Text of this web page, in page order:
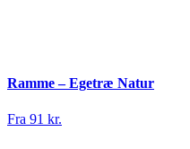
Ramme – Egetræ Natur
Fra 91 kr.